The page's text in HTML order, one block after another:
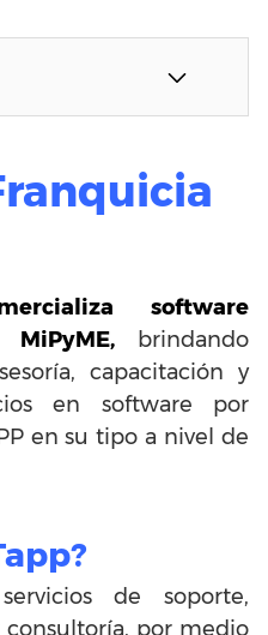
software
brindando
capacitación y
en software por
en su tipo a nivel de
de soporte,
consultoría, por medio